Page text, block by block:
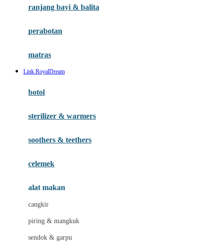
Haenim
Hauck
Havaianas
Hybrid
I
Inlacta DHA
Ivenet
ranjang bayi & balita
perabotan
matras
Link RoyalDream
botol
sterilizer & warmers
soothers & teethers
celemek
alat makan
cangkir
piring & mangkuk
sendok & garpu